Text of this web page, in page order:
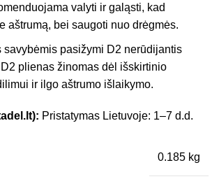
valyti ir galąsti, kad
aštrumą, bei saugoti nuo drėgmės.
savybėmis pasižymi D2 nerūdijantis
D2 plienas žinomas dėl išskirtinio
ir ilgo aštrumo išlaikymo.
Pristatymas Lietuvoje: 1–7 d.d.
0.185 kg